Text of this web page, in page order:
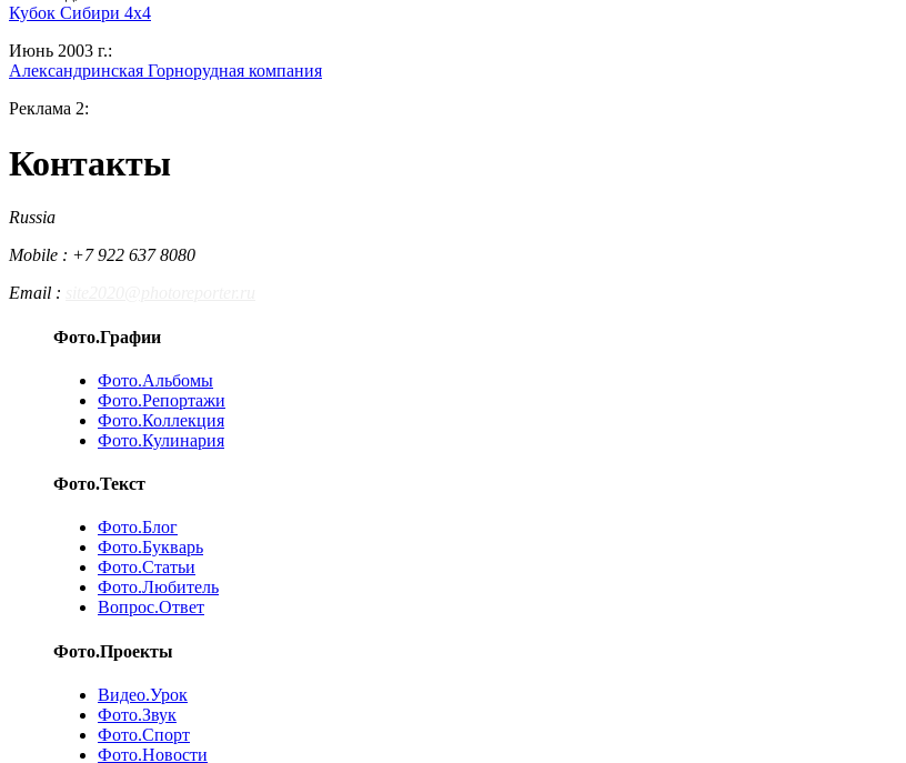
Кубок Сибири 4х4
Июнь 2003 г.:
Александринская Горнорудная компания
Реклама 2:
Контакты
Russia
Mobile : +7 922 637 8080
Email :
Фото.Графии
Фото.Альбомы
Фото.Репортажи
Фото.Коллекция
Фото.Кулинария
Фото.Текст
Фото.Блог
Фото.Букварь
Фото.Статьи
Фото.Любитель
Вопрос.Ответ
Фото.Проекты
Видео.Урок
Фото.Звук
Фото.Спорт
Фото.Новости